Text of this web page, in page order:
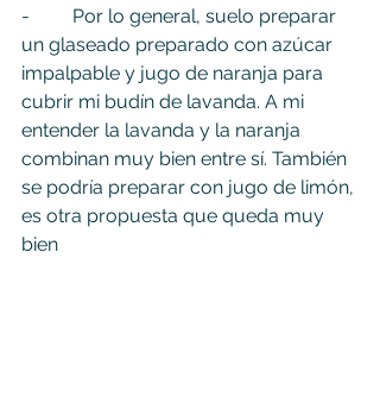
-         Por lo general, suelo preparar
un glaseado preparado con azúcar
impalpable y jugo de naranja para
cubrir mi budín de lavanda. A mi
entender la lavanda y la naranja
combinan muy bien entre sí. También
se podría preparar con jugo de limón,
es otra propuesta que queda muy
bien